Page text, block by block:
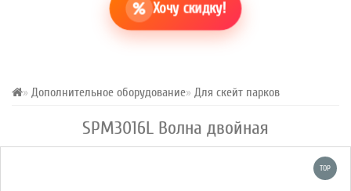
Хочу скидку!
Дополнительное оборудование Для скейт парков
SPM3016L Волна двойная
TOP